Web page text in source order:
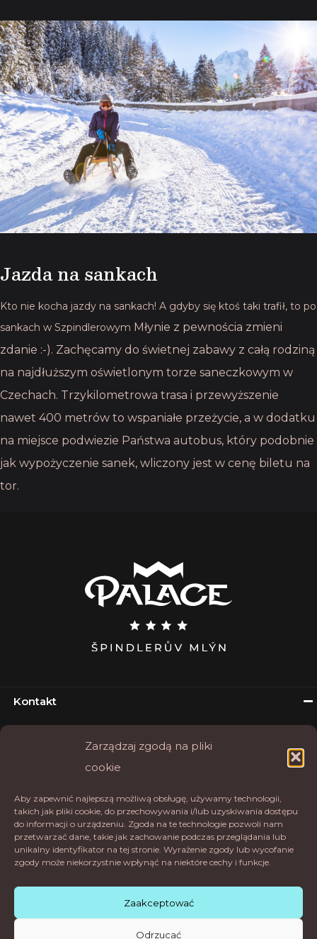
Zarządzaj zgodą na pliki
cookie
Aby zapewnić najlepszą możliwą obsługę, używamy technologii,
takich jak pliki cookie, do przechowywania i/lub uzyskiwania dostępu
do informacji o urządzeniu. Zgoda na te technologie pozwoli nam
przetwarzać dane, takie jak zachowanie podczas przeglądania lub
unikalny identyfikator na tej stronie. Wyrażenie zgody lub wycofanie
zgody może niekorzystnie wpłynąć na niektóre cechy i funkcje.
Zaakceptować
Odrzucać
Jazda na sankach
Kto nie kocha jazdy na sankach! A gdyby się ktoś taki trafił, to po
sankach w Szpindlerowym Młynie z pewnościa zmieni
zdanie :-). Zachęcamy do świetnej zabawy z całą rodziną
na najdłuższym oświetlonym torze saneczkowym w
Czechach. Trzykilometrowa trasa i przewyższenie
nawet 400 metrów to wspaniałe przeżycie, a w dodatku
na miejsce podwiezie Państwa autobus, który podobnie
jak wypożyczenie sanek, wliczony jest w cenę biletu na
tor.
Kontakt
54351 Špindlerův Mlýn
Tel. +420 777 202 246
E-mail:rezervace@palaceapartments.cz
Hotel Palace